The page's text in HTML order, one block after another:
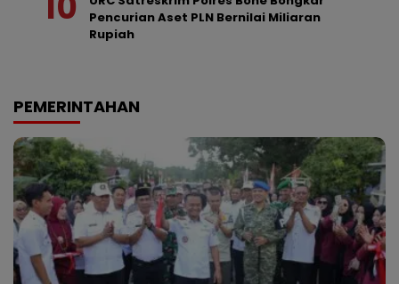
Pencurian Aset PLN Bernilai Miliaran
Rupiah
PEMERINTAHAN